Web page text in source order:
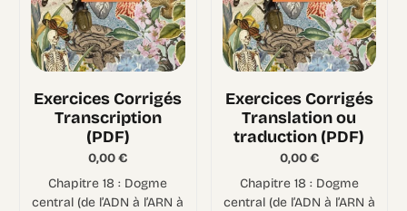
Exercices Corrigés
Transcription
(PDF)
0,00€
Chapitre 18 : Dogme
central (de l’ADN à l’ARN à
Exercices Corrigés
Translation ou
traduction (PDF)
0,00€
Chapitre 18 : Dogme
central (de l’ADN à l’ARN à